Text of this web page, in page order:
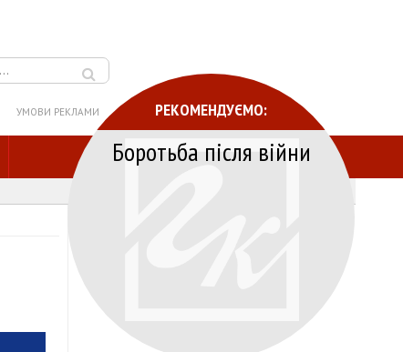
УМОВИ РЕКЛАМИ РЕКОМЕНДУЄМО:
Боротьба після війни